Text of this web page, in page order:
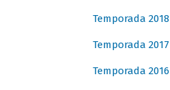
Temporada 2018
Temporada 2017
Temporada 2016